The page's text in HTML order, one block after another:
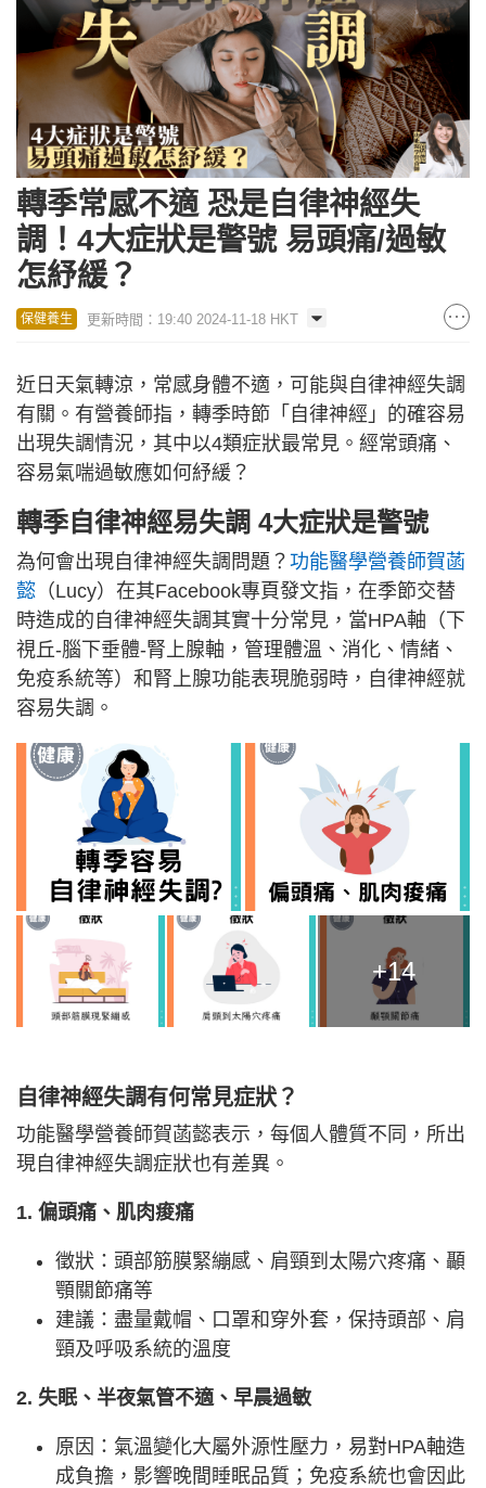
轉季常感不適 恐是自律神經失
調！4大症狀是警號 易頭痛/過敏
怎紓緩？
保健養生 更新時間：19:40 2024-11-18 HKT
近日天氣轉涼，常感身體不適，可能與自律神經失調
有關。有營養師指，轉季時節「自律神經」的確容易
出現失調情況，其中以4類症狀最常見。經常頭痛、
容易氣喘過敏應如何紓緩？
轉季自律神經易失調 4大症狀是警號
為何會出現自律神經失調問題？ 功能醫學營養師賀菡
懿 （Lucy）在其Facebook專頁發文指，在季節交替
時造成的自律神經失調其實十分常見，當HPA軸（下
視丘-腦下垂體-腎上腺軸，管理體溫、消化、情緒、
免疫系統等）和腎上腺功能表現脆弱時，自律神經就
容易失調。
+14
自律神經失調有何常見症狀？
功能醫學營養師賀菡懿表示，每個人體質不同，所出
現自律神經失調症狀也有差異。
1. 偏頭痛、肌肉痠痛
徵狀：頭部筋膜緊繃感、肩頸到太陽穴疼痛、顳
顎關節痛等
建議：盡量戴帽、口罩和穿外套，保持頭部、肩
頸及呼吸系統的溫度
2. 失眠、半夜氣管不適、早晨過敏
原因：氣溫變化大屬外源性壓力，易對HPA軸造
成負擔，影響晚間睡眠品質；免疫系統也會因此